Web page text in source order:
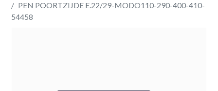
PEN POORTZIJDE E.22/29-MODO110-290-400-410-
54458